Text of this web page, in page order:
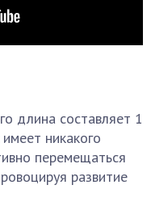
длина составляет 1
никакого
перемещаться
развитие